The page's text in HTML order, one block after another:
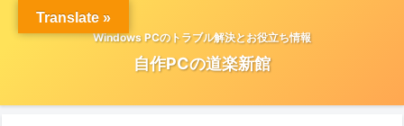
Windows PCのトラブル解決とお役立ち情報
自作PCの道楽新館
Translate »